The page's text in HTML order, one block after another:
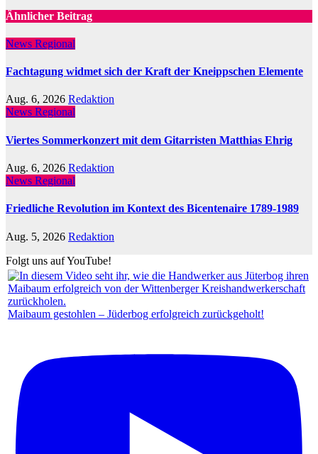
Ähnlicher Beitrag
News Regional
Fachtagung widmet sich der Kraft der Kneippschen Elemente
Aug. 6, 2026 Redaktion
News Regional
Viertes Sommerkonzert mit dem Gitarristen Matthias Ehrig
Aug. 6, 2026 Redaktion
News Regional
Friedliche Revolution im Kontext des Bicentenaire 1789-1989
Aug. 5, 2026 Redaktion
Folgt uns auf YouTube!
Maibaum gestohlen – Jüderbog erfolgreich zurückgeholt!